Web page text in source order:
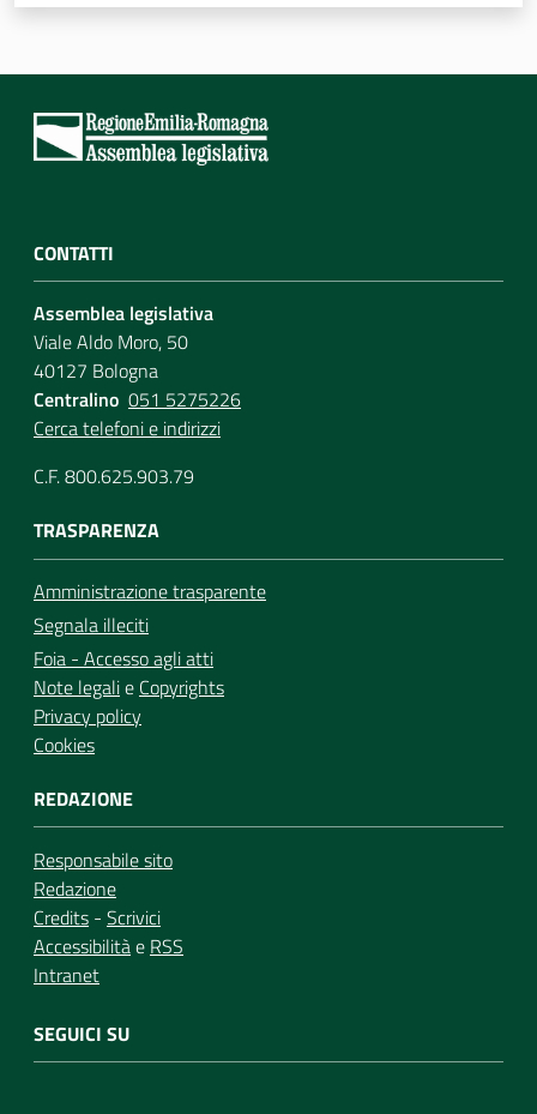
CONTATTI
Assemblea legislativa
Viale Aldo Moro, 50
40127 Bologna
Centralino 051 5275226
Cerca telefoni e indirizzi
C.F. 800.625.903.79
TRASPARENZA
Amministrazione trasparente
Segnala illeciti
Foia - Accesso agli atti
Note legalie Copyrights
Privacy policy
Cookies
REDAZIONE
Responsabile sito
Redazione
Credits - Scrivici
Accessibilitàe RSS
Intranet
SEGUICI SU